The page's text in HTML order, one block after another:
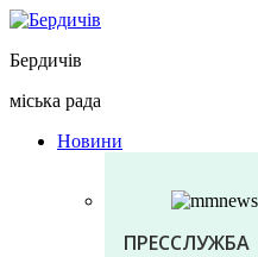
Перейти
вмісту
Бердичів
міська рада
Новини
ПРЕССЛУЖБА